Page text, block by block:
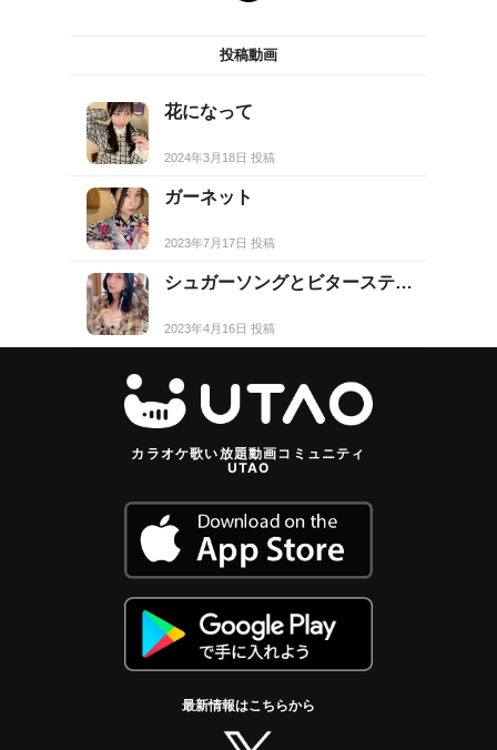
投稿動画
花になって
2024年3月18日 投稿
ガーネット
2023年7月17日 投稿
シュガーソングとビターステ…
2023年4月16日 投稿
カラオケ歌い放題動画コミュニティ
UTAO
最新情報はこちらから